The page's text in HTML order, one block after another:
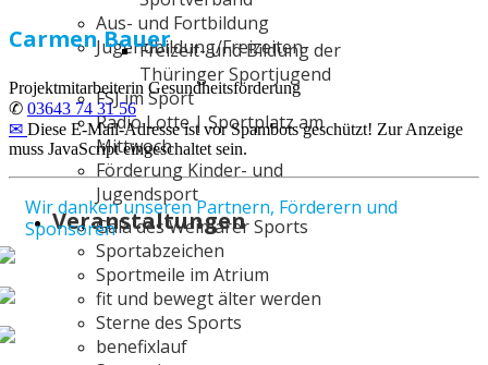
Aus- und Fortbildung
Jugendbildung/Freizeiten
Freizeit- und Bildung der
Thüringer Sportjugend
FSJ im Sport
Radio Lotte | Sportplatz am
Mittwoch
Förderung Kinder- und
Jugendsport
Veranstaltungen
Gala des Weimarer Sports
Sportabzeichen
Sportmeile im Atrium
fit und bewegt älter werden
Sterne des Sports
benefixlauf
Carmen Bauer
Projektmitarbeiterin Gesundheitsförderung
✆ 03643 74 31 56
✉ Diese E-Mail-Adresse ist vor Spambots geschützt! Zur Anzeige
muss JavaScript eingeschaltet sein.
Wir danken unseren Partnern, Förderern und
Sponsoren